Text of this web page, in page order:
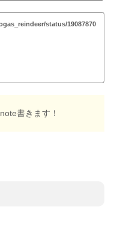
status/19087870
書きます！